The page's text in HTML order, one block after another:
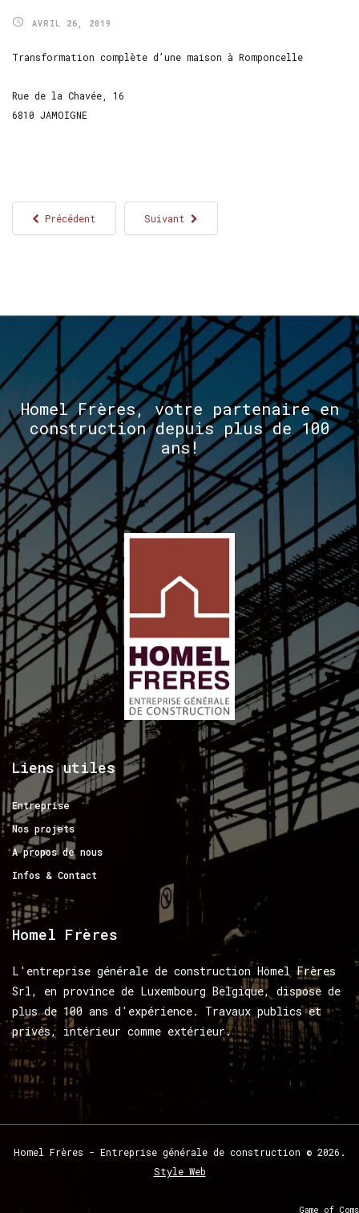
AVRIL 26, 2019
Transformation complète d’une maison à Romponcelle
Rue de la Chavée, 16
6810 JAMOIGNE
Précédent Suivant
Homel Frères, votre partenaire en
construction depuis plus de 100
ans!
Liens utiles
Entreprise
Nos projets
A propos de nous
Infos & Contact
Homel Frères
L'entreprise générale de construction Homel Frères
Srl, en province de Luxembourg Belgique, dispose de
plus de 100 ans d'expérience. Travaux publics et
privés, intérieur comme extérieur.
Homel Frères - Entreprise générale de construction © 2026.
Style Web
Game of Coms